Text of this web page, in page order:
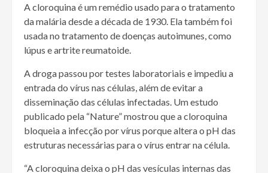
A cloroquina é um remédio usado para o tratamento
da malária desde a década de 1930. Ela também foi
usada no tratamento de doenças autoimunes, como
lúpus e artrite reumatoide.
A droga passou por testes laboratoriais e impediu a
entrada do vírus nas células, além de evitar a
disseminação das células infectadas. Um estudo
publicado pela “Nature” mostrou que a cloroquina
bloqueia a infecção por vírus porque altera o pH das
estruturas necessárias para o vírus entrar na célula.
“A cloroquina deixa o pH das vesículas internas das